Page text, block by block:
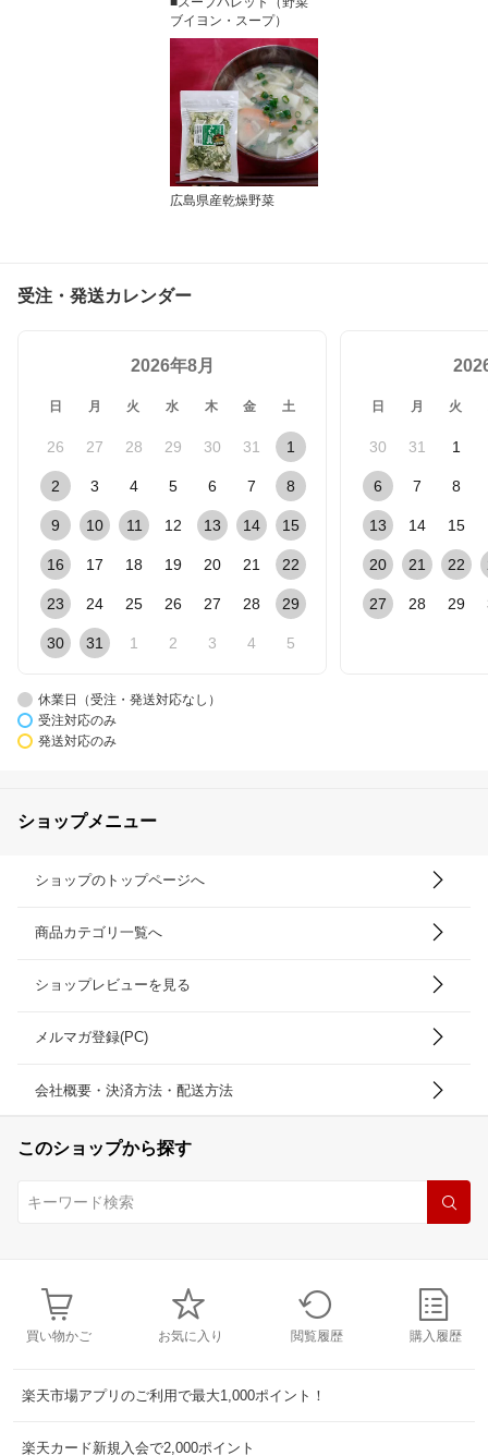
ブイヨン・スープ）
広島県産乾燥野菜
受注・発送カレンダー
2026年8月
日 月 火 水 木 金 土
26 27 28 29 30 31 1
2 3 4 5 6 7 8
9 10 11 12 13 14 15
16 17 18 19 20 21 22
23 24 25 26 27 28 29
30 31 1 2 3 4 5
日 月 火
30 31 1
6 7 8
13 14 15
20 21 22
27 28 29
休業日（受注・発送対応なし）
受注対応のみ
発送対応のみ
ショップメニュー
ショップのトップページへ
商品カテゴリ一覧へ
ショップレビューを見る
メルマガ登録(PC)
会社概要・決済方法・配送方法
このショップから探す
買い物かご お気に入り 閲覧履歴 購入履歴
楽天市場アプリのご利用で最大1,000ポイント！
楽天カード新規入会で2,000ポイント